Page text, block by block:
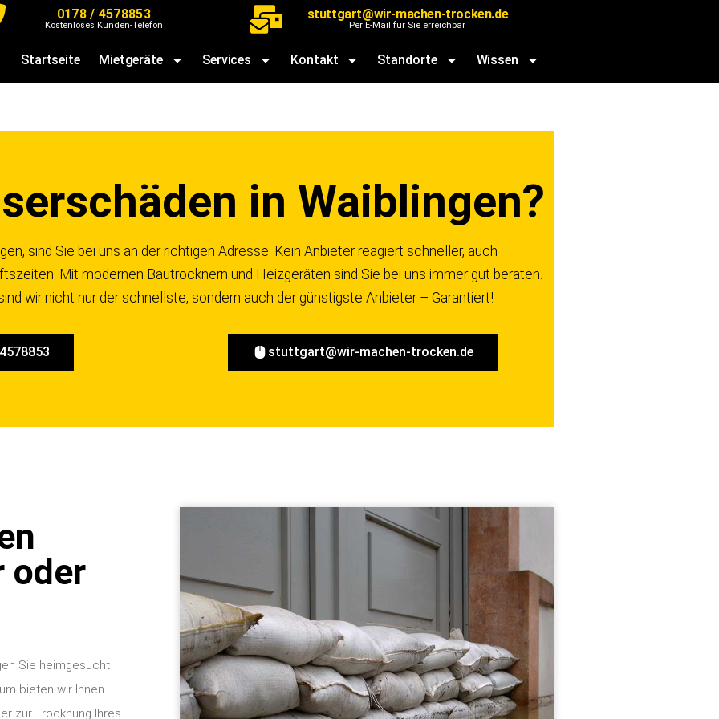
0178 / 4578853
Kostenloses Kunden-Telefon
stuttgart@wir-machen-trocken.de
Per E-Mail für Sie erreichbar
Startseite Mietgeräte Services Kontakt Standorte Wissen
in Waiblingen?
sind Sie bei uns an der richtigen Adresse. Kein Anbieter reagiert schneller, auch
Mit modernen Bautrocknern und Heizgeräten sind Sie bei uns immer gut beraten.
wir nicht nur der schnellste, sondern auch der günstigste Anbieter – Garantiert!
stuttgart@wir-machen-trocken.de
oder
Sie heimgesucht
bieten wir Ihnen
zur Trocknung Ihres